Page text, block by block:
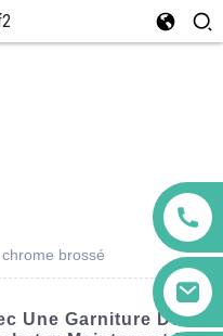
brossé
Une Garniture De